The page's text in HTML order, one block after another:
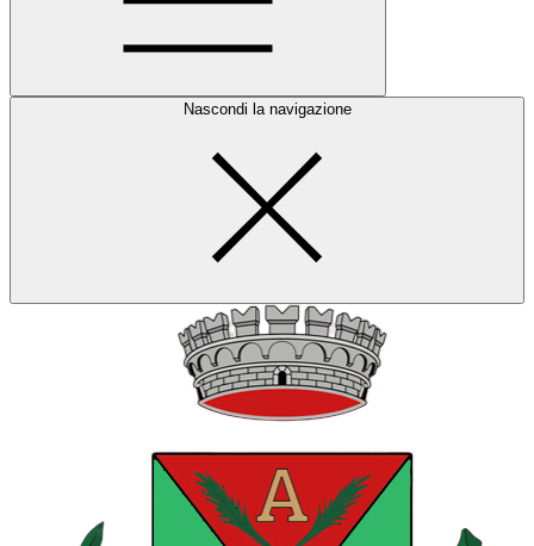
Nascondi la navigazione